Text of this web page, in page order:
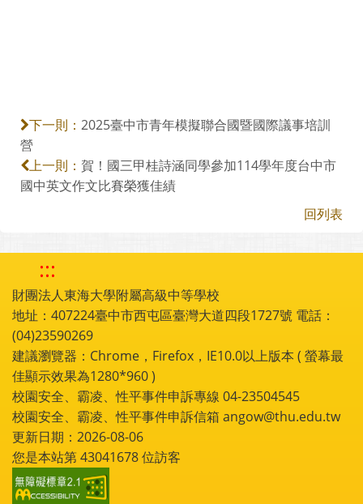
下一則： 2025臺中市青年模擬聯合國暨國際議事培訓
營
上一則： 賀！國三甲桂詩涵同學參加114學年度台中市
國中英文作文比賽榮獲佳績
回列表
:::
財團法人東海大學附屬高級中等學校
地址：407224臺中市西屯區臺灣大道四段1727號 電話：
(04)23590269
建議瀏覽器：Chrome，Firefox，IE10.0以上版本 ( 螢幕最
佳顯示效果為1280*960 )
校園安全、霸凌、性平事件申訴專線 04-23504545
校園安全、霸凌、性平事件申訴信箱 angow@thu.edu.tw
更新日期：2026-08-06
您是本站第43041678位訪客